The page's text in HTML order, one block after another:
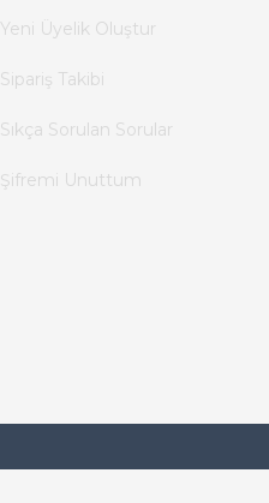
Yeni Üyelik Oluştur
Sipariş Takibi
Sıkça Sorulan Sorular
Şifremi Unuttum